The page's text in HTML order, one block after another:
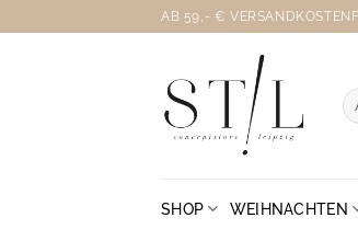
Inhalt
AB 59,- €
SHOP WEIHNACHTEN